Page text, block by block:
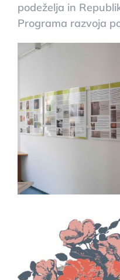
podeželja in
Programa razvoja